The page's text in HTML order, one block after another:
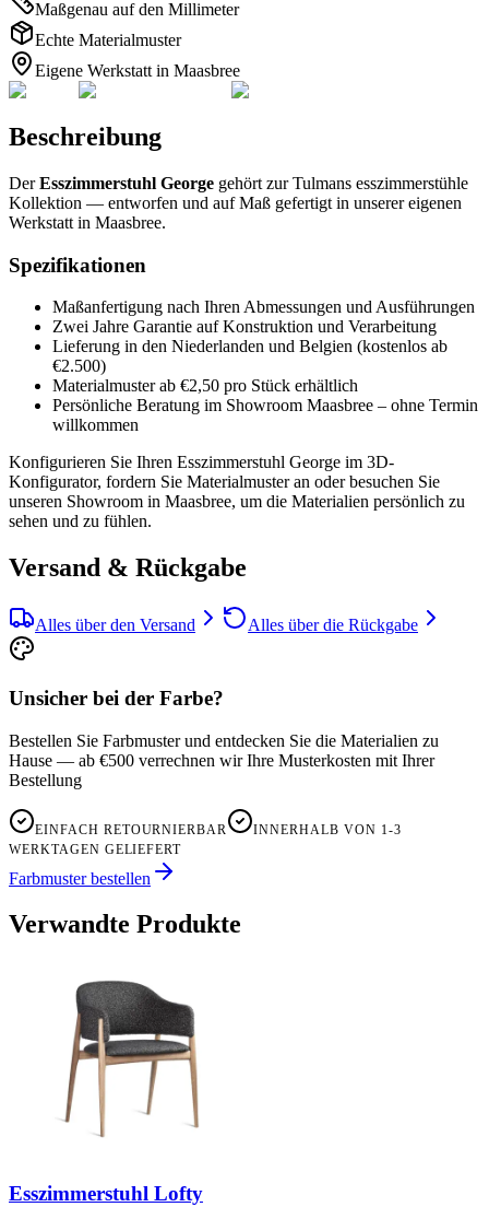
Maßgenau auf den Millimeter
Echte Materialmuster
Eigene Werkstatt in Maasbree
Beschreibung
DerEsszimmerstuhl George gehört zur Tulmans esszimmerstühle
Kollektion — entworfen und auf Maß gefertigt in unserer eigenen
Werkstatt in Maasbree.
Spezifikationen
Maßanfertigung nach Ihren Abmessungen und Ausführungen
Zwei Jahre Garantie auf Konstruktion und Verarbeitung
Lieferung in den Niederlanden und Belgien (kostenlos ab
€2.500)
Materialmuster ab €2,50 pro Stück erhältlich
Persönliche Beratung im Showroom Maasbree – ohne Termin
willkommen
Konfigurieren Sie Ihren Esszimmerstuhl George im 3D-
Konfigurator, fordern Sie Materialmuster an oder besuchen Sie
unseren Showroom in Maasbree, um die Materialien persönlich zu
sehen und zu fühlen.
Versand & Rückgabe
Alles über den Versand Alles über die Rückgabe
Unsicher bei der Farbe?
Bestellen Sie Farbmuster und entdecken Sie die Materialien zu
Hause — ab €500 verrechnen wir Ihre Musterkosten mit Ihrer
Bestellung
EINFACH RETOURNIERBAR
INNERHALB VON 1-3
WERKTAGEN GELIEFERT
Farbmuster bestellen
Verwandte Produkte
Esszimmerstuhl Lofty